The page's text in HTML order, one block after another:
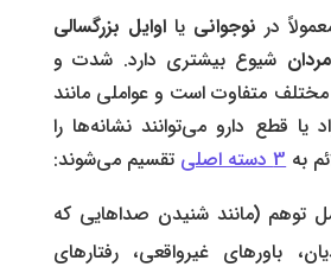
در نوجوانی یااوایل بزرگسالی
مردان شیوع بیشتری دارد. شدت و
مختلف متفاوت است و عواملی مانند
قطع دارو می‌توانند نشانه‌ها را
به3 دسته اصلی
تقسیم می‌شوند:
توهم‌ (مانند شنیدن صداهایی که
باورهای غیرواقعی، رفتارهای